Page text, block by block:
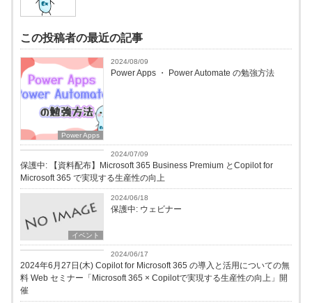
この投稿者の最近の記事
Power Apps
2024/08/09
Power Apps ・ Power Automate の勉強方法
イベント
2024/07/09
保護中: 【資料配布】Microsoft 365 Business Premium とCopilot for
Microsoft 365 で実現する生産性の向上
イベント
2024/06/18
保護中: ウェビナー
イベント
2024/06/17
2024年6月27日(木) Copilot for Microsoft 365 の導入と活用についての無
料 Web セミナー「Microsoft 365 × Copilotで実現する生産性の向上」開
催